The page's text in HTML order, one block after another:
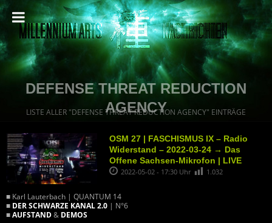
DEFENSE THREAT REDUCTION
AGENCY
LISTE ALLER "DEFENSE THREAT REDUCTION AGENCY" EINTRÄGE
OSM 27 | FASCHISMUS IX – Radio
Widerstand – 2022-03-24 → Das
Offene Sachsen-Mikrofon | LIVE
2022-05-02 - 17:30 Uhr 1.032
■ Karl Lauterbach | QUANTUM 14
■ DER SCHWARZE KANAL 2.0 | N°6
■AUFSTAND& DEMOS